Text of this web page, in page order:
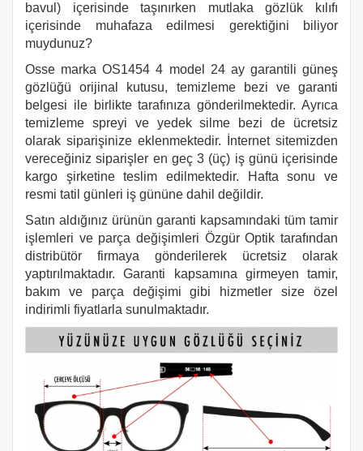
bavul) içerisinde taşınırken mutlaka gözlük kılıfı
içerisinde muhafaza edilmesi gerektiğini biliyor
muydunuz?
Osse markaOS1454 4 model 24 ay garantili güneş
gözlüğü orijinal kutusu, temizleme bezi ve garanti
belgesi ile birlikte tarafınıza gönderilmektedir. Ayrıca
temizleme spreyi ve yedek silme bezi de ücretsiz
olarak siparişinize eklenmektedir. İnternet sitemizden
vereceğiniz siparişler en geç 3 (üç) iş günü içerisinde
kargo şirketine teslim edilmektedir. Hafta sonu ve
resmi tatil günleri iş gününe dahil değildir.
Satın aldığınız ürünün garanti kapsamındaki tüm tamir
işlemleri ve parça değişimleri Özgür Optik tarafından
distribütör firmaya gönderilerek ücretsiz olarak
yaptırılmaktadır. Garanti kapsamına girmeyen tamir,
bakım ve parça değişimi gibi hizmetler size özel
indirimli fiyatlarla sunulmaktadır.